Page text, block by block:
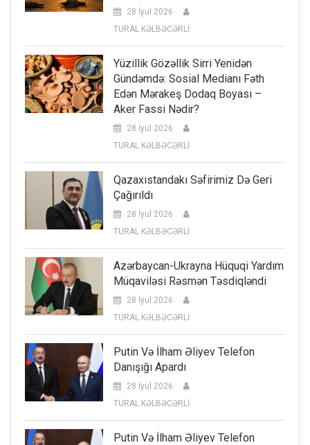
28 İyul 2026
TURAL KƏLBƏCƏRLİ
Yüzillik Gözəllik Sirri Yenidən
Gündəmdə: Sosial Medianı Fəth
Edən Mərakeş Dodaq Boyası –
Aker Fassi Nədir?
28 İyul 2026
TURAL KƏLBƏCƏRLİ
Qazaxıstandakı Səfirimiz Də Geri
Çağırıldı
28 İyul 2026
TURAL KƏLBƏCƏRLİ
Azərbaycan-Ukrayna Hüquqi Yardım
Müqaviləsi Rəsmən Təsdiqləndi
28 İyul 2026
TURAL KƏLBƏCƏRLİ
Putin Və İlham Əliyev Telefon
Danışığı Apardı
28 İyul 2026
TURAL KƏLBƏCƏRLİ
Putin Və İlham Əliyev Telefon